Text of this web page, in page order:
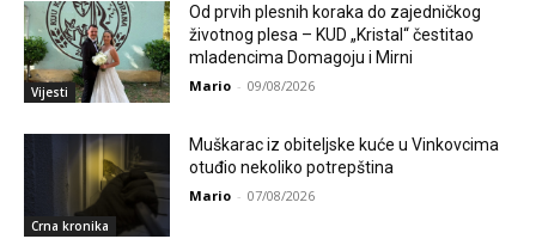
Vijesti
Od prvih plesnih koraka do zajedničkog
životnog plesa – KUD „Kristal“ čestitao
mladencima Domagoju i Mirni
Mario - 09/08/2026
Crna kronika
Muškarac iz obiteljske kuće u Vinkovcima
otuđio nekoliko potrepština
Mario - 07/08/2026